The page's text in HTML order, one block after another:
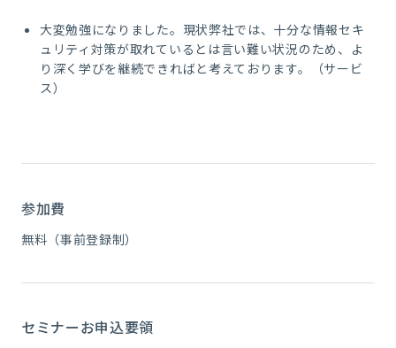
大変勉強になりました。現状弊社では、十分な情報セキ
ュリティ対策が取れているとは言い難い状況のため、よ
り深く学びを継続できればと考えております。（サービ
ス）
参加費
無料（事前登録制）
セミナーお申込要領